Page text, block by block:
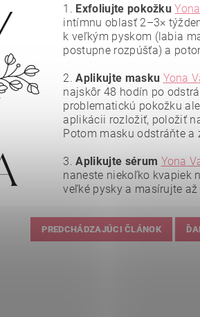
1. Exfoliujte pokožku
intímnu oblasť 2–3×
k veľkým pyskom (labia
postupne rozpúšťa) a
2.Aplikujte masku Yona
najskôr 48 hodín po
problematickú pokožku
aplikácii rozložiť, položiť
Potom masku odstráňte
3.Aplikujte sérum Yona
naneste niekoľko kvapiek
veľké pysky a masírujte
PREDCHÁDZAJÚCI ČLÁNOK